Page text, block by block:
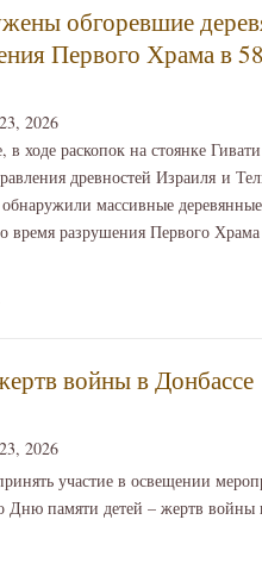
обгоревшие
Первого Храма в
2026
в ходе раскопок на стоянке
древностей Израиля и
обнаружили массивные
время разрушения Первого
войны в Донбассе
2026
участие в освещении
Дню памяти детей – жертв войны